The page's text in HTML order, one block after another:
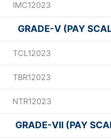
IMC12023
GRADE-V (PAY
TCL12023
TBR12023
NTR12023
GRADE-VII (PAY